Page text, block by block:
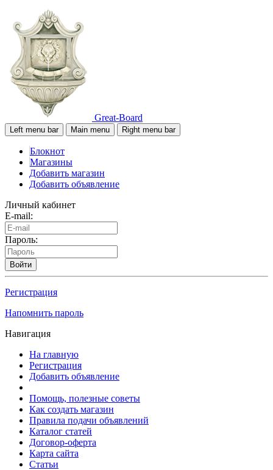
Great-Board
Left menu bar Main menu Right menu bar
Блокнот
Магазины
Добавить магазин
Добавить объявление
Личный кабинет
E-mail:
Пароль:
Войти
Регистрация
Напомнить пароль
Навигация
На главную
Регистрация
Добавить объявление
Помощь, полезные советы
Как создать магазин
Правила подачи объявлений
Каталог статей
Договор-оферта
Карта сайта
Статьи